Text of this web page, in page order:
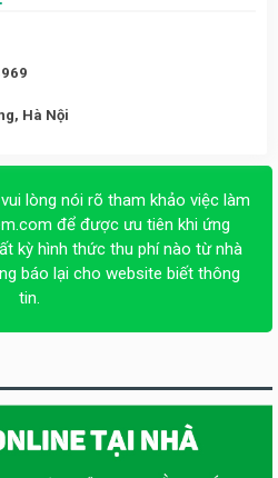
Hà Nội
lòng nói rõ tham khảo việc làm
để được ưu tiên khi ứng
kỳ hình thức thu phí nào từ nhà
báo lại cho website biết thông
tin.